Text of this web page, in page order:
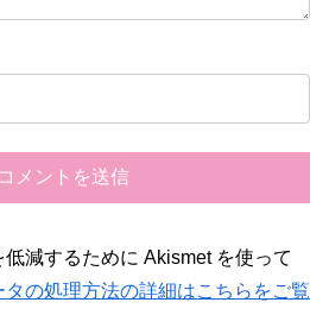
減するために Akismet を使って
タの処理方法の詳細はこちらをご覧